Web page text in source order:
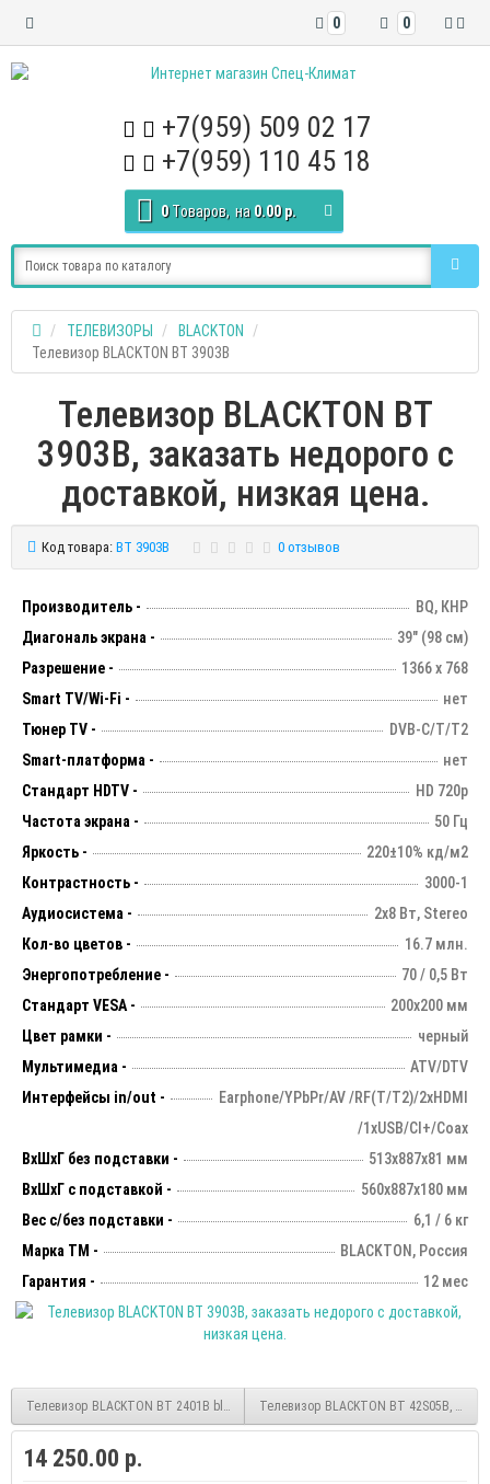
0
0
+7(959) 509 02 17
+7(959) 110 45 18
0 Tоваров, на 0.00 р.
ТЕЛЕВИЗОРЫ
BLACKTON
Телевизор BLACKTON BT 3903B
Телевизор BLACKTON BT
3903B, заказать недорого с
доставкой, низкая цена.
Код товара: BT 3903B 0 отзывов
Производитель -
BQ, КНР
Диагональ экрана -
39" (98 см)
Разрешение -
1366 х 768
Smart TV/Wi-Fi -
нет
Тюнер TV -
DVB-C/T/T2
Smart-платформа -
нет
Стандарт HDTV -
HD 720p
Частота экрана -
50 Гц
Яркость -
220±10% кд/м2
Контрастность -
3000-1
Аудиосистема -
2х8 Вт, Stereo
Кол-во цветов -
16.7 млн.
Энергопотребление -
70 / 0,5 Вт
Стандарт VESA -
200х200 мм
Цвет рамки -
черный
Мультимедиа -
ATV/DTV
Интерфейсы in/out -
Earphone/YPbPr/AV /RF(T/T2)/2xHDMI
/1xUSB/CI+/Coax
ВхШхГ без подставки -
513х887х81 мм
ВхШхГ с подставкой -
560x887x180 мм
Вес с/без подставки -
6,1 / 6 кг
Марка ТМ -
BLACKTON, Россия
Гарантия -
12 мес
Телевизор BLACKTON BT 2401B black HDТелевизор BLACKTON BT 42S05B,
14 250.00 р.